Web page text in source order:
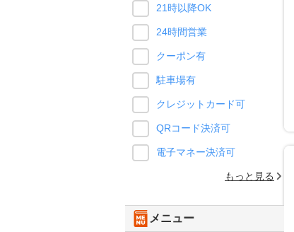
21時以降OK
24時間営業
クーポン有
駐車場有
クレジットカード可
QRコード決済可
電子マネー決済可
もっと見る
メニュー